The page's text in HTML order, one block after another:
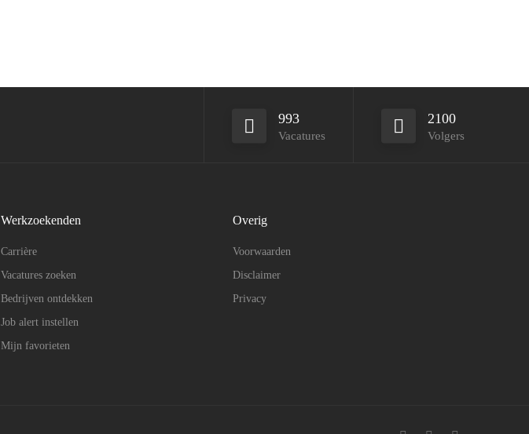
993
Vacatures
2100
Volgers
Werkzoekenden
Carrière
Vacatures zoeken
Bedrijven ontdekken
Job alert instellen
Mijn favorieten
Overig
Voorwaarden
Disclaimer
Privacy